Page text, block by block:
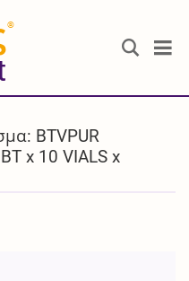
®
BTVPUR
x 10 VIALS x